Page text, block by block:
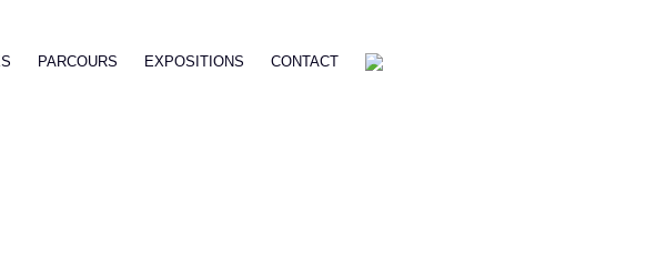
PARCOURS EXPOSITIONS CONTACT